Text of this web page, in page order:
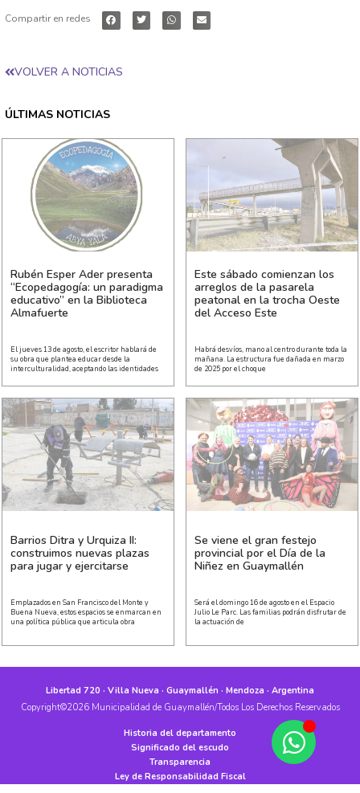
Compartir en redes
VOLVER A NOTICIAS
ÚLTIMAS NOTICIAS
Rubén Esper Ader presenta
“Ecopedagogía: un paradigma
educativo” en la Biblioteca
Almafuerte
El jueves 13 de agosto, el escritor hablará de
su obra que plantea educar desde la
interculturalidad, aceptando las identidades
Este sábado comienzan los
arreglos de la pasarela
peatonal en la trocha Oeste
del Acceso Este
Habrá desvíos, mano al centro durante toda la
mañana. La estructura fue dañada en marzo
de 2025 por el choque
Barrios Ditra y Urquiza II:
construimos nuevas plazas
para jugar y ejercitarse
Emplazados en San Francisco del Monte y
Buena Nueva, estos espacios se enmarcan en
una política pública que articula obra
Se viene el gran festejo
provincial por el Día de la
Niñez en Guaymallén
Será el domingo 16 de agosto en el Espacio
Julio Le Parc. Las familias podrán disfrutar de
la actuación de
Libertad 720 · Villa Nueva · Guaymallén · Mendoza · Argentina
Copyright©2026 Municipalidad de Guaymallén/Todos Los Derechos Reservados
Historia del departamento
Significado del escudo
Transparencia
Ley de Responsabilidad Fiscal